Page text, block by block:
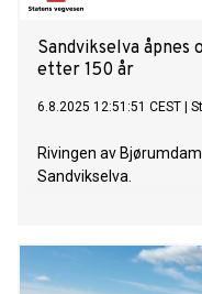
Sandvikselva
etter 150 år
6.8.2025 12:51:51 CEST
Rivingen av
Sandvikselva.